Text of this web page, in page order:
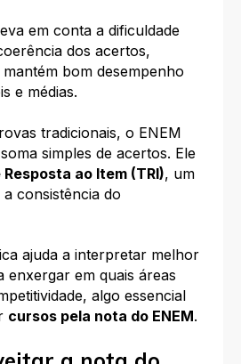
em conta a dificuldade
dos acertos,
bom desempenho
e médias.
tradicionais, o ENEM
simples de acertos. Ele
ao Item (TRI), um
consistência do
ajuda a interpretar melhor
enxergar em quais áreas
algo essencial
cursos pela nota do ENEM.